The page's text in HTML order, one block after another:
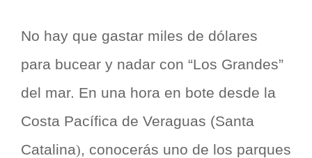
No hay que gastar miles de dólares
para bucear y nadar con “Los Grandes”
del mar. En una hora en bote desde la
Costa Pacífica de Veraguas (Santa
Catalina), conocerás uno de los parques